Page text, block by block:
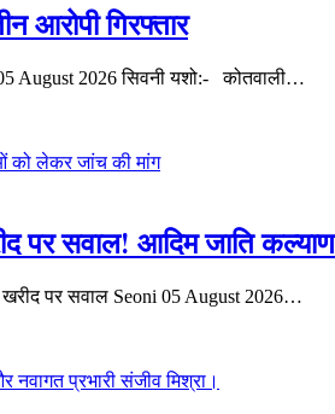
गिरफ्तार
August 2026 सिवनी यशो:- कोतवाली…
पर सवाल! आदिम जाति
पर सवाल Seoni 05 August 2026…